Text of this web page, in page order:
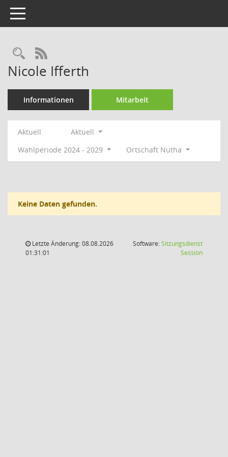
Toggle navigation
Rechercheauswahl
RSS-Feed
Nicole Ifferth
Informationen Mitarbeit
Aktuell
Aktuell
Wahlperiode 2024 - 2029
Ortschaft Nutha
Keine Daten gefunden.
Letzte Änderung: 08.08.2026
01:31:01
Software:Sitzungsdienst
Session(Wird in